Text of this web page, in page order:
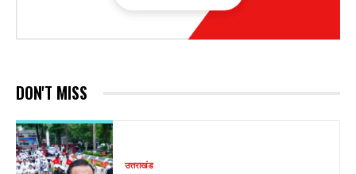
DON'T MISS
उत्तराखंड